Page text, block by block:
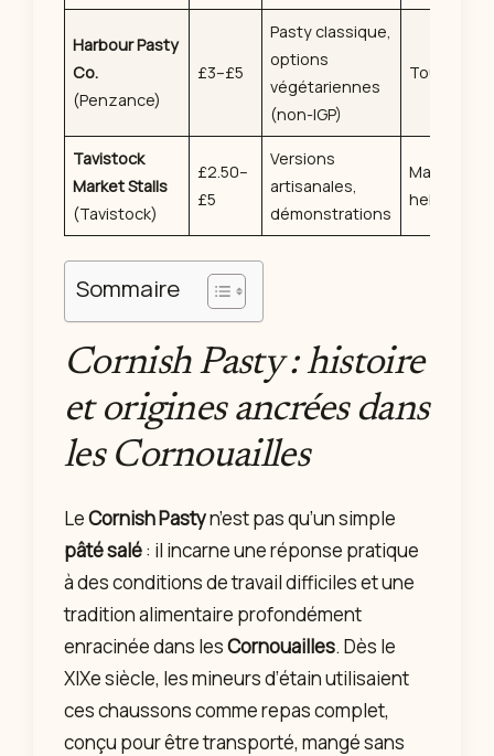
Harbour Pasty
Co.
(Penzance)
£3–£5
Pasty classique,
options
végétariennes
(non-IGP)
Toute
Tavistock
Market Stalls
(Tavistock)
£2.50–
£5
Versions
artisanales,
démonstrations
Marchés
Sommaire
Cornish Pasty : histoire
et origines ancrées dans
les Cornouailles
LeCornish Pastyn’est pas qu’un simple
pâté salé: il incarne une réponse pratique
à des conditions de travail difficiles et une
tradition alimentaire profondément
enracinée dans lesCornouailles. Dès le
XIXe siècle, les mineurs d’étain utilisaient
ces chaussons comme repas complet,
conçu pour être transporté, mangé sans